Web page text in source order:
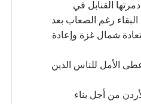
القنابل في
رغم الصعاب بعد
شمال غزة وإعادة
الأمل للناس الذين
من أجل بناء